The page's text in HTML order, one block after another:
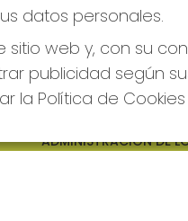
ADMINISTRACION DE
CIUDAD RODRIGO -
datos personales.
web y, con su
publicidad según
la Política de Cookies